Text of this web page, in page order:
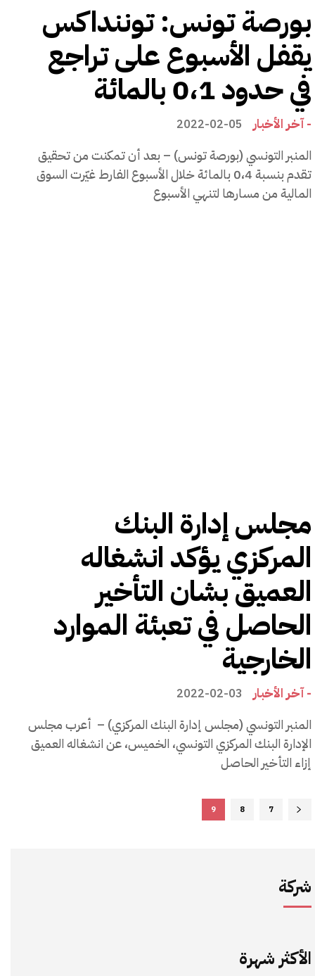
بورصة تونس: توننداكس
يقفل الأسبوع على تراجع
في حدود 0،1 بالمائة
- آخر الأخبار 2022-02-05
المنبر التونسي (بورصة تونس) – بعد أن تمكنت من تحقيق
تقدم بنسبة 0،4 بالمائة خلال الأسبوع الفارط غيّرت السوق
المالية من مسارها لتنهي الأسبوع
مجلس إدارة البنك
المركزي يؤكد انشغاله
العميق بشان التأخير
الحاصل في تعبئة الموارد
الخارجية
- آخر الأخبار 2022-02-03
المنبر التونسي (مجلس إدارة البنك المركزي) – أعرب مجلس
الإدارة البنك المركزي التونسي، الخميس، عن انشغاله العميق
إزاء التأخير الحاصل
7
8
9
شركة
الأكثر شهرة